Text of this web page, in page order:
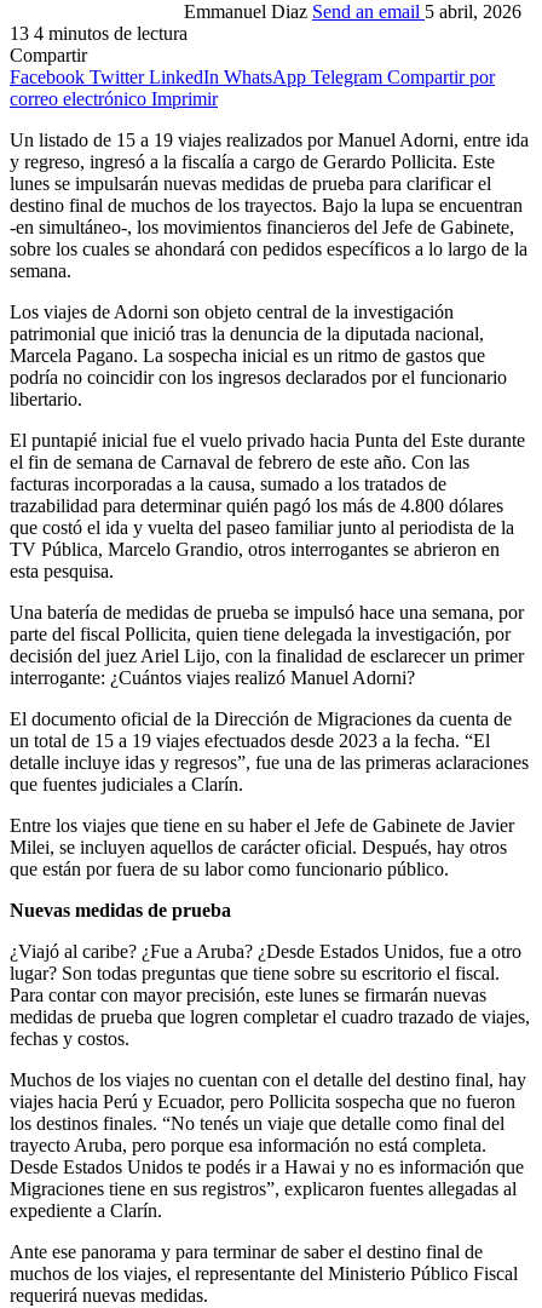
Emmanuel Diaz Send an email 5 abril, 2026
13 4 minutos de lectura
Compartir
Facebook Twitter LinkedIn WhatsApp Telegram Compartir por
correo electrónico Imprimir
Un listado de 15 a 19 viajes realizados por Manuel Adorni, entre ida
y regreso, ingresó a la fiscalía a cargo de Gerardo Pollicita. Este
lunes se impulsarán nuevas medidas de prueba para clarificar el
destino final de muchos de los trayectos. Bajo la lupa se encuentran
-en simultáneo-, los movimientos financieros del Jefe de Gabinete,
sobre los cuales se ahondará con pedidos específicos a lo largo de la
semana.
Los viajes de Adorni son objeto central de la investigación
patrimonial que inició tras la denuncia de la diputada nacional,
Marcela Pagano. La sospecha inicial es un ritmo de gastos que
podría no coincidir con los ingresos declarados por el funcionario
libertario.
El puntapié inicial fue el vuelo privado hacia Punta del Este durante
el fin de semana de Carnaval de febrero de este año. Con las
facturas incorporadas a la causa, sumado a los tratados de
trazabilidad para determinar quién pagó los más de 4.800 dólares
que costó el ida y vuelta del paseo familiar junto al periodista de la
TV Pública, Marcelo Grandio, otros interrogantes se abrieron en
esta pesquisa.
Una batería de medidas de prueba se impulsó hace una semana, por
parte del fiscal Pollicita, quien tiene delegada la investigación, por
decisión del juez Ariel Lijo, con la finalidad de esclarecer un primer
interrogante: ¿Cuántos viajes realizó Manuel Adorni?
El documento oficial de la Dirección de Migraciones da cuenta de
un total de 15 a 19 viajes efectuados desde 2023 a la fecha. “El
detalle incluye idas y regresos”, fue una de las primeras aclaraciones
que fuentes judiciales a Clarín.
Entre los viajes que tiene en su haber el Jefe de Gabinete de Javier
Milei, se incluyen aquellos de carácter oficial. Después, hay otros
que están por fuera de su labor como funcionario público.
Nuevas medidas de prueba
¿Viajó al caribe? ¿Fue a Aruba? ¿Desde Estados Unidos, fue a otro
lugar? Son todas preguntas que tiene sobre su escritorio el fiscal.
Para contar con mayor precisión, este lunes se firmarán nuevas
medidas de prueba que logren completar el cuadro trazado de viajes,
fechas y costos.
Muchos de los viajes no cuentan con el detalle del destino final, hay
viajes hacia Perú y Ecuador, pero Pollicita sospecha que no fueron
los destinos finales. “No tenés un viaje que detalle como final del
trayecto Aruba, pero porque esa información no está completa.
Desde Estados Unidos te podés ir a Hawai y no es información que
Migraciones tiene en sus registros”, explicaron fuentes allegadas al
expediente a Clarín.
Ante ese panorama y para terminar de saber el destino final de
muchos de los viajes, el representante del Ministerio Público Fiscal
requerirá nuevas medidas.